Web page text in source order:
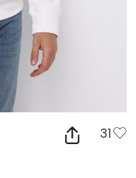
31